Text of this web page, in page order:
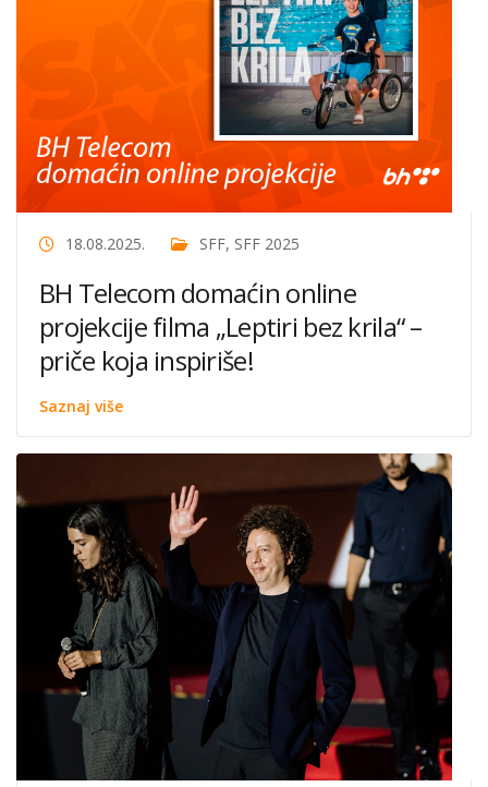
18.08.2025. SFF, SFF 2025
BH Telecom domaćin online
projekcije filma „Leptiri bez krila“ –
priče koja inspiriše!
Saznaj više